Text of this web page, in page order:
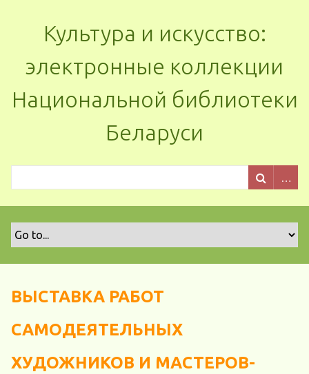
Культура и искусство:
электронные коллекции
Национальной библиотеки
Беларуси
ВЫСТАВКА РАБОТ
САМОДЕЯТЕЛЬНЫХ
ХУДОЖНИКОВ И МАСТЕРОВ-